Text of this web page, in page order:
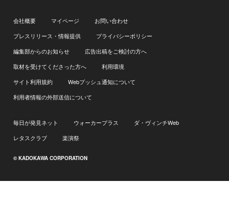
会社概要 マイページ
お問い合わせ
プレスリリース・情報提供
プライバシーポリシー
編集部からのお知らせ
広告出稿をご検討の方へ
取材を受けてくださった方へ
利用環境
サイト利用規約
Webプッシュ通知について
利用者情報の外部送信について
毎日が発見ネット ウォーカープラス
ダ・ヴィンチWeb
レタスクラブ
楽演祭
© KADOKAWA CORPORATION